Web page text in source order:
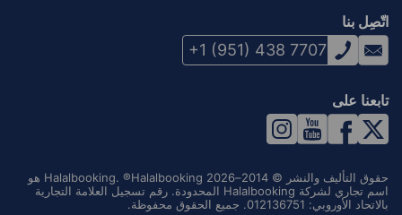
اتّصِل بنا
+1 (951) 438 7707
تابعنا على
حقوق التأليف والنشر © 2014–2026 Halalbooking. ®Halalbooking هو
اسم تجاري لشركة Halalbooking المحدودة. رقم تسجيل العلامة التجارية
بالاتحاد الأوروبي: 012136751. جميع الحقوق محفوظة.